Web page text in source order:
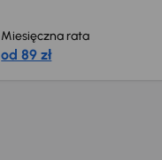
Miesięczna rata
od 89 zł